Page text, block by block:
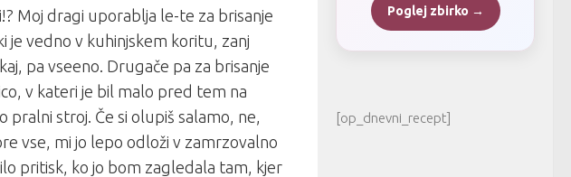
Moj dragi uporablja le-te za brisanje
je vedno v kuhinjskem koritu, zanj
pa vseeno. Drugače pa za brisanje
v kateri je bil malo pred tem na
stroj. Če si olupiš salamo, ne,
vse, mi jo lepo odloži v zamrzovalno
pritisk, ko jo bom zagledala tam, kjer
Poglej zbirko →
[op_dnevni_recept]